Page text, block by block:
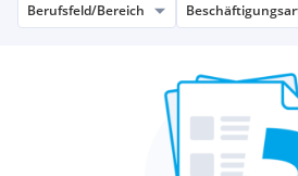
Berufsfeld/Bereich